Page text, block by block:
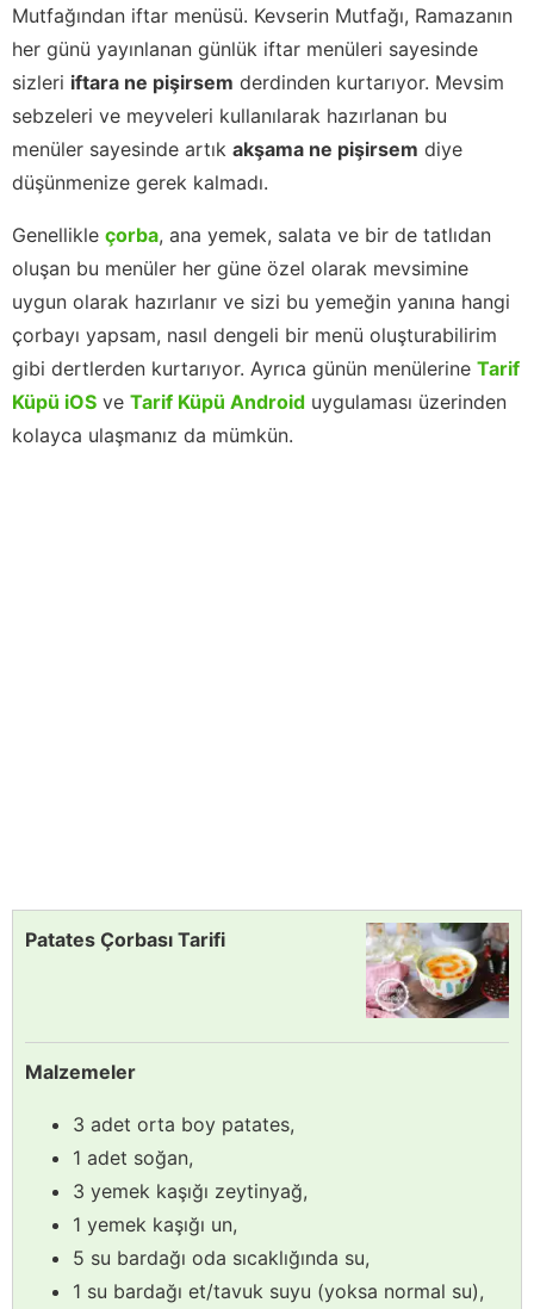
Mutfağından iftar menüsü. Kevserin Mutfağı, Ramazanın
her günü yayınlanan günlük iftar menüleri sayesinde
sizleri iftara ne pişirsem derdinden kurtarıyor. Mevsim
sebzeleri ve meyveleri kullanılarak hazırlanan bu
menüler sayesinde artık akşama ne pişirsem diye
düşünmenize gerek kalmadı.
Genellikle çorba, ana yemek, salata ve bir de tatlıdan
oluşan bu menüler her güne özel olarak mevsimine
uygun olarak hazırlanır ve sizi bu yemeğin yanına hangi
çorbayı yapsam, nasıl dengeli bir menü oluşturabilirim
gibi dertlerden kurtarıyor. Ayrıca günün menülerine Tarif
Küpü iOS ve Tarif Küpü Android uygulaması üzerinden
kolayca ulaşmanız da mümkün.
Patates Çorbası Tarifi
Malzemeler
3 adet orta boy patates,
1 adet soğan,
3 yemek kaşığı zeytinyağ,
1 yemek kaşığı un,
5 su bardağı oda sıcaklığında su,
1 su bardağı et/tavuk suyu (yoksa normal su),